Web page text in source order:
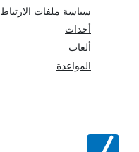
سياسة ملفات الارتباط
أحداث
ألعاب
المواعدة